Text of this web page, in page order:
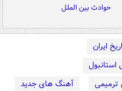
حوادث بین الملل
ایران
استانبول
ترمیمی
آهنگ های جدید